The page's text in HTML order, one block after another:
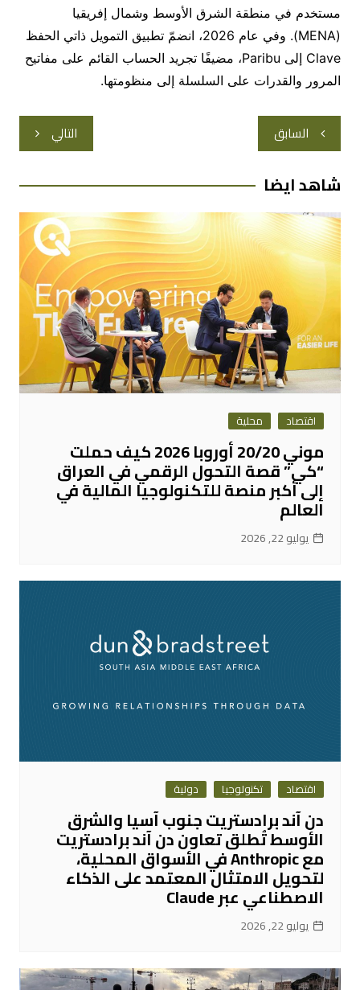
مستخدم في منطقة الشرق الأوسط وشمال إفريقيا
(
MENA
). وفي عام 2026، انضمّ تطبيق التمويل ذاتي الحفظ
Clave إلى Paribu، مضيفًا تجريد الحساب القائم على مفاتيح
المرور والقدرات على السلسلة إلى منظومتها.
تصفّح
المقالات
السابق التالي
شاهد ايضا
اقتصاد محلية
موني 20/20 أوروبا 2026 كيف حملت
“كي” قصة التحول الرقمي في العراق
إلى أكبر منصة للتكنولوجيا المالية في
العالم
يوليو 22, 2026
اقتصاد تكنولوجيا دولية
دن آند برادستريت جنوب آسيا والشرق
الأوسط تُطلق تعاون دن آند برادستريت
مع Anthropic في الأسواق المحلية،
لتحويل الامتثال المعتمد على الذكاء
الاصطناعي عبر Claude
يوليو 22, 2026